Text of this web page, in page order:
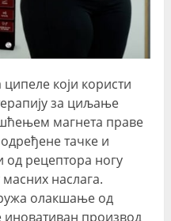
који користи
за циљање
магнета праве
тачке и
од рецептора ногу
наслага.
олакшање од
иновативан производ